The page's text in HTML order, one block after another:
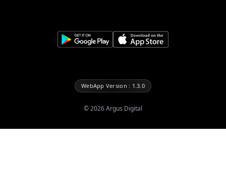
WebApp Version : 1.3.0
©2026Argus Digital